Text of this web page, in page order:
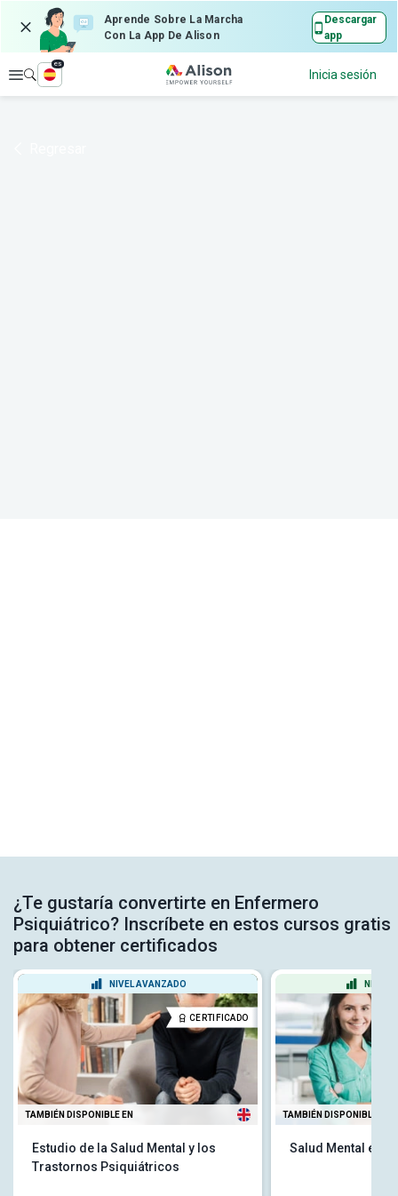
Aprende Sobre La Marcha
Con La App De Alison
Descargar
app
Explorar
es
Inicia sesión
¿Te gustaría convertirte en Enfermero
Psiquiátrico? Inscríbete en estos cursos gratis
para obtener certificados
NIVEL AVANZADO
CERTIFICADO
TAMBIÉN DISPONIBLE EN
Estudio de la Salud Mental y los
Trastornos Psiquiátricos
NIVEL
TAMBIÉN DISPONIBLE EN
Salud Mental en